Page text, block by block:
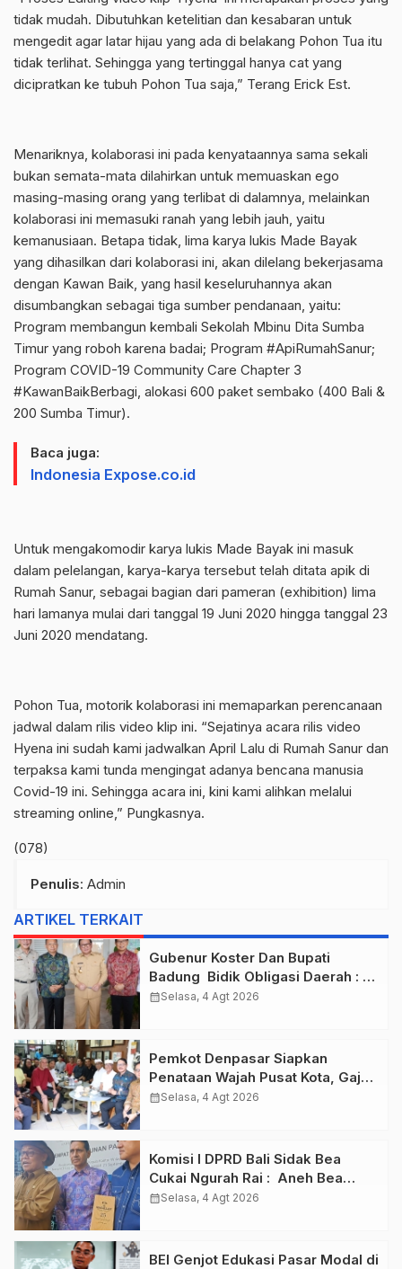
tidak mudah. Dibutuhkan ketelitian dan kesabaran untuk
mengedit agar latar hijau yang ada di belakang Pohon Tua itu
tidak terlihat. Sehingga yang tertinggal hanya cat yang
dicipratkan ke tubuh Pohon Tua saja,” Terang Erick Est.
Menariknya, kolaborasi ini pada kenyataannya sama sekali
bukan semata-mata dilahirkan untuk memuaskan ego
masing-masing orang yang terlibat di dalamnya, melainkan
kolaborasi ini memasuki ranah yang lebih jauh, yaitu
kemanusiaan. Betapa tidak, lima karya lukis Made Bayak
yang dihasilkan dari kolaborasi ini, akan dilelang bekerjasama
dengan Kawan Baik, yang hasil keseluruhannya akan
disumbangkan sebagai tiga sumber pendanaan, yaitu:
Program membangun kembali Sekolah Mbinu Dita Sumba
Timur yang roboh karena badai; Program #ApiRumahSanur;
Program COVID-19 Community Care Chapter 3
#KawanBaikBerbagi, alokasi 600 paket sembako (400 Bali &
200 Sumba Timur).
Baca juga:
Indonesia Expose.co.id
Untuk mengakomodir karya lukis Made Bayak ini masuk
dalam pelelangan, karya-karya tersebut telah ditata apik di
Rumah Sanur, sebagai bagian dari pameran (exhibition) lima
hari lamanya mulai dari tanggal 19 Juni 2020 hingga tanggal 23
Juni 2020 mendatang.
Pohon Tua, motorik kolaborasi ini memaparkan perencanaan
jadwal dalam rilis video klip ini. “Sejatinya acara rilis video
Hyena ini sudah kami jadwalkan April Lalu di Rumah Sanur dan
terpaksa kami tunda mengingat adanya bencana manusia
Covid-19 ini. Sehingga acara ini, kini kami alihkan melalui
streaming online,” Pungkasnya.
(078)
Penulis: Admin
ARTIKEL TERKAIT
Gubenur Koster Dan Bupati
Badung Bidik Obligasi Daerah :
Gaspol Bangun Infrastruktur
calendar_monthSelasa, 4 Agt 2026
Pemkot Denpasar Siapkan
Penataan Wajah Pusat Kota, Gajah
Mada Jadi Salah Satu Kawasan
calendar_monthSelasa, 4 Agt 2026
Komisi I DPRD Bali Sidak Bea
Cukai Ngurah Rai : Aneh Bea
Cukai Tolak berikan List Data
calendar_monthSelasa, 4 Agt 2026
BEI Genjot Edukasi Pasar Modal di